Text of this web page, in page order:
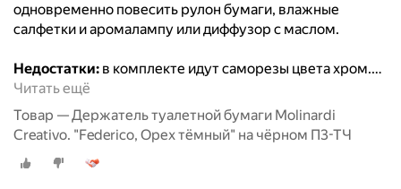
одновременно повесить рулон бумаги, влажные
салфетки и аромалампу или диффузор с маслом.
Недостатки: в комплекте идут саморезы цвета хром.…
Читать ещё
Товар — Держатель туалетной бумаги Molinardi
Creativo. "Federico, Орех тёмный" на чёрном П3-ТЧ